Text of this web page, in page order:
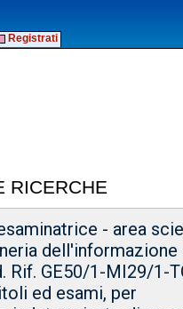
Registrati
RICERCHE
- area
dell'informazione
Rif. GE50/1-MI29/1-
ed esami, per